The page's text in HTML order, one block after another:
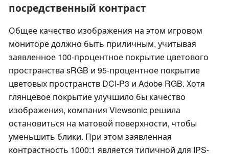
посредственный контраст
Общее качество изображения на этом игровом
мониторе должно быть приличным, учитывая
заявленное 100-процентное покрытие цветового
пространства sRGB и 95-процентное покрытие
цветовых пространств DCI-P3 и Adobe RGB. Хотя
глянцевое покрытие улучшило бы качество
изображения, компания Viewsonic решила
остановиться на матовой поверхности, чтобы
уменьшить блики. При этом заявленная
контрастность 1000:1 является типичной для IPS-